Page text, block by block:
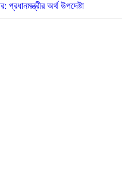
অর্থ উপদেষ্টা